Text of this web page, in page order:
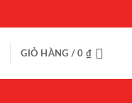
GIỎ HÀNG /0 ₫